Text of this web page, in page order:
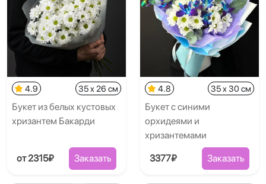
4.9 35 x 26 см
Букет из белых кустовых
хризантем Бакарди
от 2315₽ Заказать
4.8 35 x 30 см
Букет с синими
орхидеями и
хризантемами
3377₽ Заказать